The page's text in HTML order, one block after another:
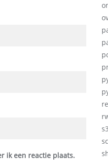
ik een reactie plaats.
s3